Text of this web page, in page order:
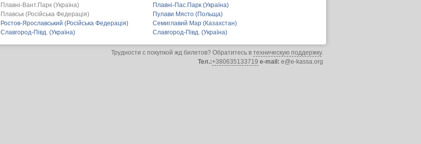
Плавні-Вант.Парк (Україна)
Плавні-Пас.Парк (Україна)
Плавськ (Російська Федерація)
Пулави Място (Польща)
Ростов-Ярославський (Російська Федерація)
Семиглавий Мар (Казахстан)
Славгород-Півд. (Україна) Славгород-Півд. (Україна)
Трудности с покупкой жд билетов? Обратитесь в техническую поддержку.
Тел.:+380635133719 e-mail: e@e-kassa.org